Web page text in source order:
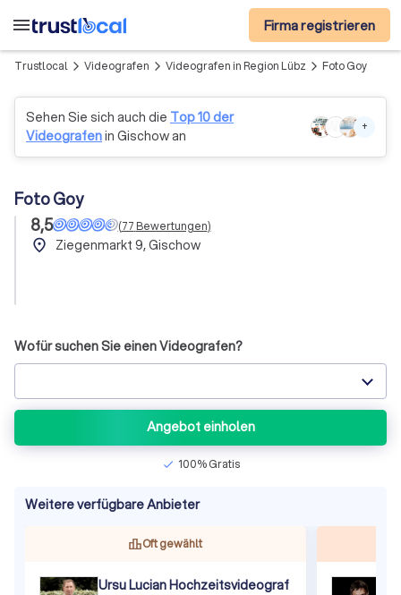
menu Firma registrieren
Trustlocal arrow_forward_ios Videografen arrow_forward_ios Videografen in Region Lübz arrow_forward_ios Foto Goy
Sehen Sie sich auch die Top 10 der
Videografenin Gischow an
+
Foto Goy
8,5
(77Bewertungen)
place Ziegenmarkt 9, Gischow
Wofür suchen Sie einen Videografen?
Angebot einholen
check 100% Gratis
Weitere verfügbare Anbieter
Oft gewählt
Ursu Lucian Hochzeitsvideograf